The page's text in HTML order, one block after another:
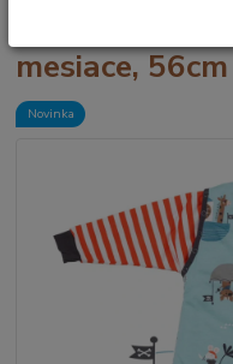
mesiace, 56cm
Novinka